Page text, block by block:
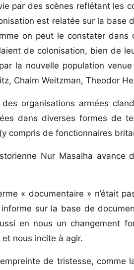
par des scènes reflétant les
est relatée sur la base
on peut le constater
de colonisation, bien de
la nouvelle population
Chaim Weitzman, Theodor
organisations armées
dans diverses formes de
compris de fonctionnaires
Nur Masalha
« documentaire » n’était
sur la base de
en nous un changement
nous incite à agir.
de tristesse,